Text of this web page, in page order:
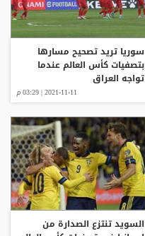
سوريا تريد تصحيح مسارها
بتصفيات كأس العالم عندما
تواجه العراق
2021-11-11 | 03:29 م
السويد تنتزع الصدارة من